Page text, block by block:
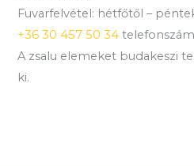
Fuvarfelvétel: hétfőtől –
+36 30 457 50 34
A zsalu elemeket budakeszi
ki.